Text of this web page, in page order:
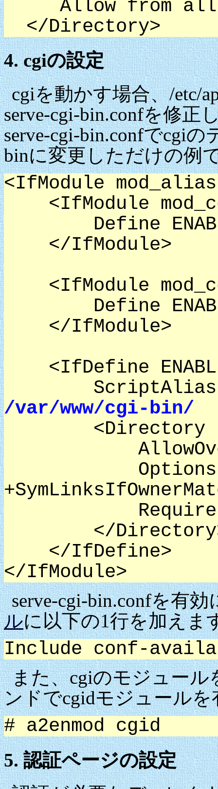
Allow from all
</Directory>
4. cgiの設定
cgiを動かす場合、/etc/
serve-cgi-bin.confを修正
serve-cgi-bin.confでcgi
binに変更しただけの例
<IfModule
<IfModule
Define
</IfModule>
<IfModule
Define
</IfModule>
<IfDefine
ScriptAlias /
/var/www/cgi-bin/
<Directory
Options
Require all
</
</IfDefine>
</IfModule>
serve-cgi-bin.confを有
ルに以下の1行を加えま
Include conf-
また、cgiのモジュー
ンドでcgidモジュール
# a2enmod cgid
5. 認証ページの設定